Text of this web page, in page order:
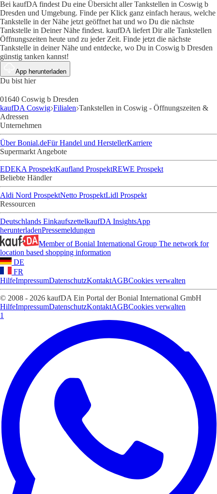
Bei kaufDA findest Du eine Übersicht aller Tankstellen in Coswig b
Dresden und Umgebung. Finde per Klick ganz einfach heraus, welche
Tankstelle in der Nähe jetzt geöffnet hat und wo Du die nächste
Tankstelle in Deiner Nähe findest. kaufDA liefert Dir alle Tankstellen
Öffnungszeiten heute und zu jeder Zeit. Finde jetzt die nächste
Tankstelle in deiner Nähe und entdecke, wo Du in Coswig b Dresden
günstig tanken kannst!
App herunterladen
Du bist hier
01640 Coswig b Dresden
kaufDA Coswig Filialen Tankstellen in Coswig - Öffnungszeiten &
Adressen
Unternehmen
Über Bonial.deFür Handel und HerstellerKarriere
Supermarkt Angebote
EDEKA ProspektKaufland ProspektREWE Prospekt
Beliebte Händler
Aldi Nord ProspektNetto ProspektLidl Prospekt
Ressourcen
Deutschlands EinkaufszettelkaufDA InsightsApp
herunterladenPressemeldungen
Member of Bonial International Group The network for
location based shopping information
DE
FR
HilfeImpressumDatenschutzKontaktAGBCookies verwalten
© 2008 - 2026 kaufDA Ein Portal der Bonial International GmbH
HilfeImpressumDatenschutzKontaktAGBCookies verwalten
1